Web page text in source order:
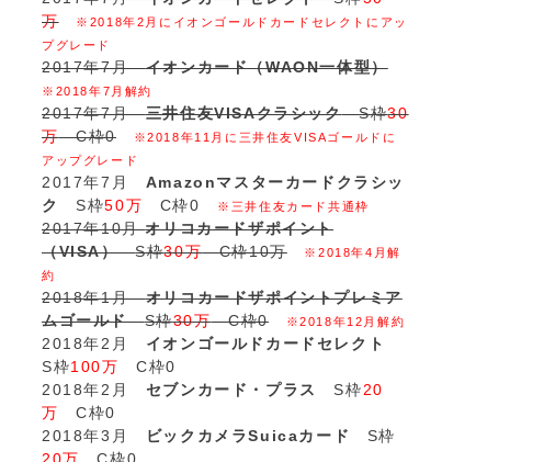
万
※2018年2月にイオンゴールドカードセレクトにアッ
プグレード
2017年7月イオンカード（WAON一体型）
※2018年7月解約
2017年7月三井住友VISAクラシックS枠30
万C枠0
※2018年11月に三井住友VISAゴールドに
アップグレード
2017年7月 Amazonマスターカードクラシッ
ク
S枠50万 C枠0 ※三井住友カード共通枠
2017年10月オリコカードザポイント
（VISA）S枠30万C枠10万
※2018年4月解
約
2018年1月オリコカードザポイントプレミア
ムゴールドS枠30万C枠0 ※2018年12月解約
2018年2月 イオンゴールドカードセレクト
S枠100万
C枠0
2018年2月 セブンカード・プラス S枠20
万
C枠0
2018年3月
ビックカメラSuicaカード
S枠
20万
C枠0